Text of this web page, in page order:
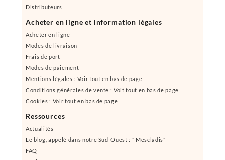
Distributeurs
Acheter en ligne et information légales
Acheter en ligne
Modes de livraison
Frais de port
Modes de paiement
Mentions légales : Voir tout en bas de page
Conditions générales de vente : Voit tout en bas de page
Cookies : Voir tout en bas de page
Ressources
Actualités
Le blog, appelé dans notre Sud-Ouest : " Mescladis"
FAQ